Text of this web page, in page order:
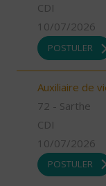
CDI
10/07/2026
POSTULER
Auxiliaire de
72 - Sarthe
CDI
10/07/2026
POSTULER